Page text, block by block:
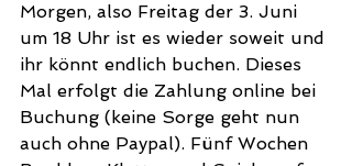
Morgen, also Freitag der 3. Juni
um 18 Uhr ist es wieder soweit und
ihr könnt endlich buchen. Dieses
Mal erfolgt die Zahlung online bei
Buchung (keine Sorge geht nun
auch ohne Paypal). Fünf Wochen